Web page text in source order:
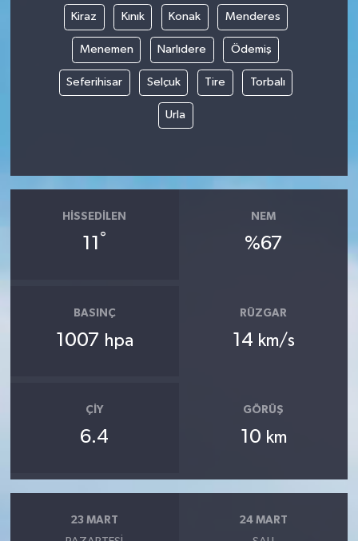
Kiraz Kınık Konak Menderes
Menemen Narlıdere Ödemiş
Seferihisar Selçuk Tire Torbalı
Urla
HISSEDILEN
11 °
NEM
%67
BASINÇ
1007 hpa
RÜZGAR
14 km/s
ÇIY
6.4
GÖRÜŞ
10 km
23 MART 24 MART